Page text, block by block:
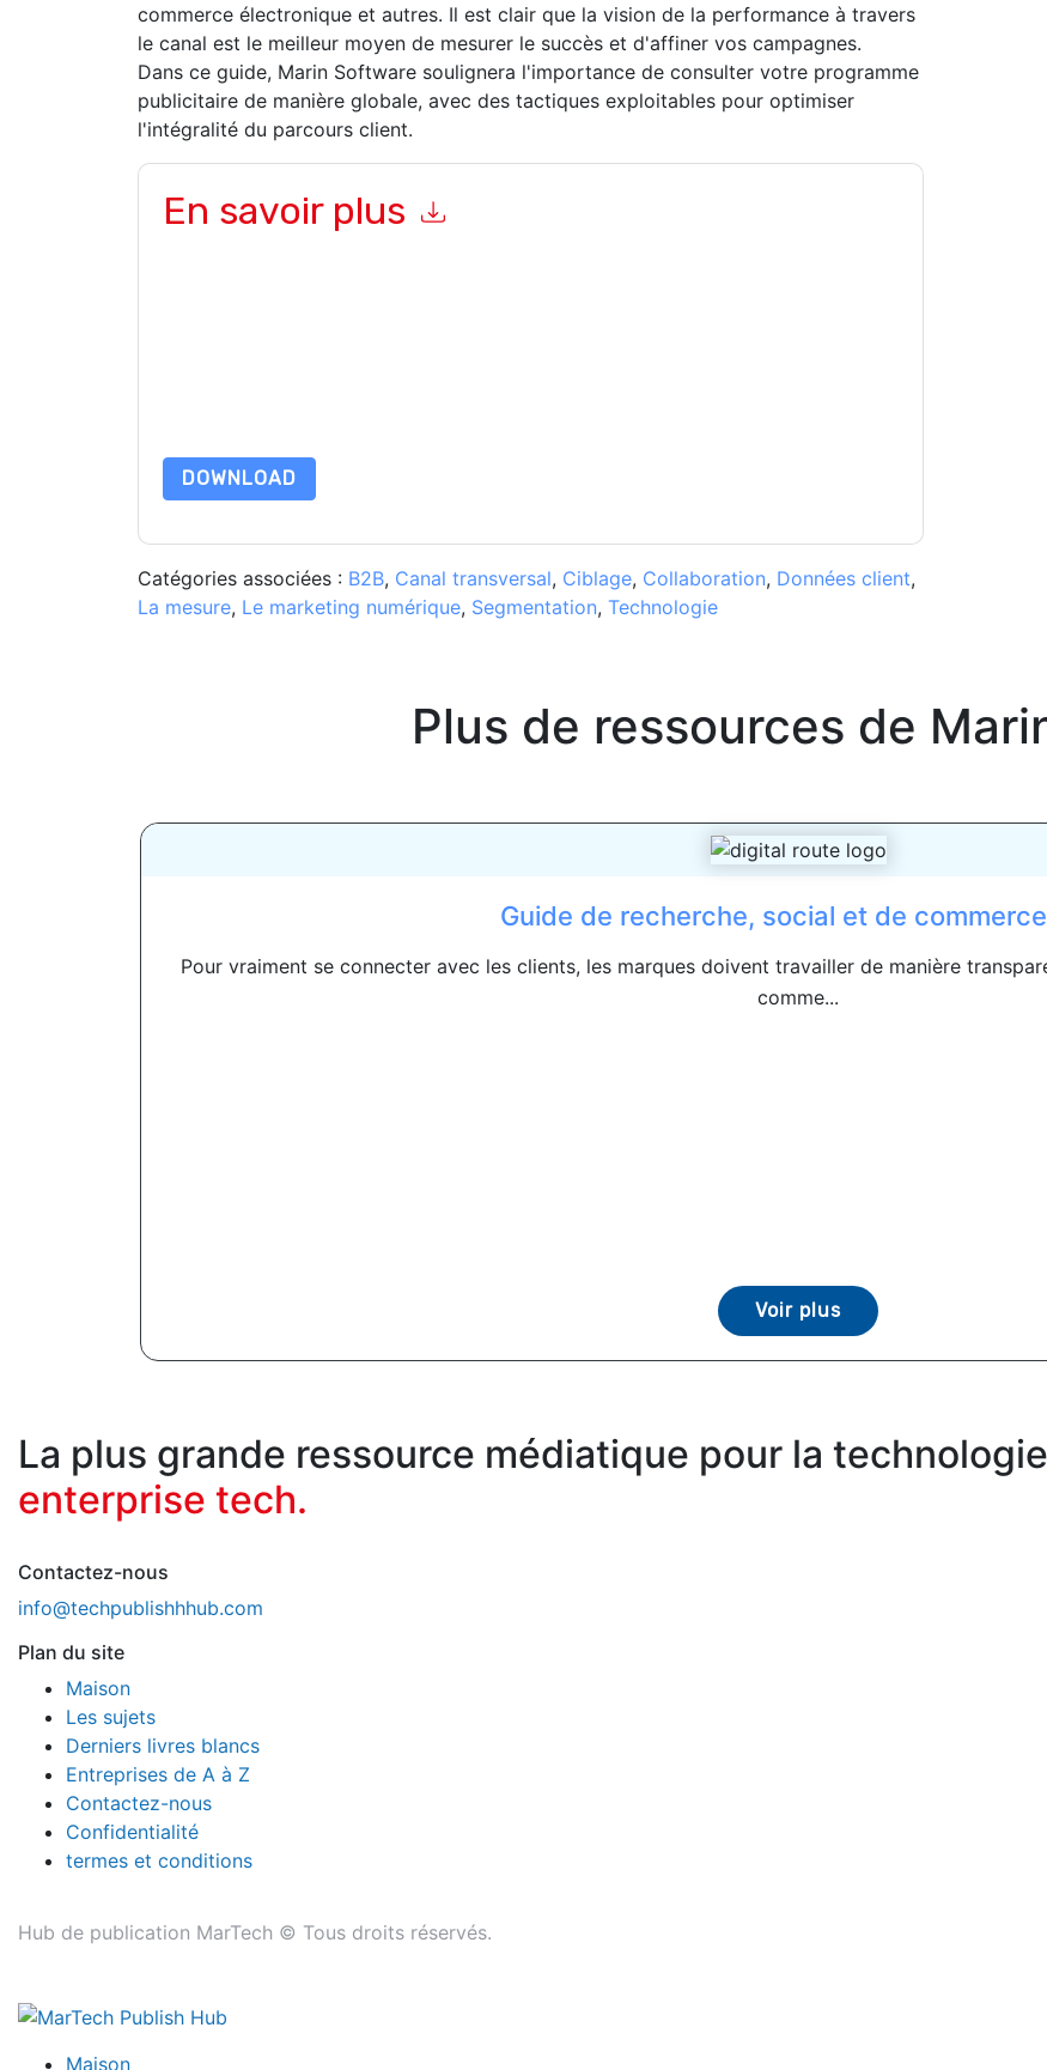
commerce électronique et autres. Il est clair que la vision de la performance à travers
le canal est le meilleur moyen de mesurer le succès et d'affiner vos campagnes.
Dans ce guide, Marin Software soulignera l'importance de consulter votre programme
publicitaire de manière globale, avec des tactiques exploitables pour optimiser
l'intégralité du parcours client.
En savoir plus
DOWNLOAD
Catégories associées : B2B, Canal transversal, Ciblage, Collaboration, Données client,
La mesure, Le marketing numérique, Segmentation, Technologie
Plus de ressources de
Guide de recherche, social et de
Pour vraiment se connecter avec les clients, les marques doivent travailler de manière
comme...
Voir plus
La plus grande ressource médiatique pour la
enterprise tech.
Contactez-nous
info@techpublishhhub.com
Plan du site
Maison
Les sujets
Derniers livres blancs
Entreprises de A à Z
Contactez-nous
Confidentialité
termes et conditions
Hub de publication MarTech © Tous droits réservés.
Maison